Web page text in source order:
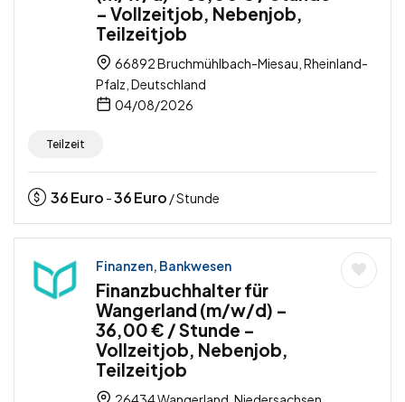
– Vollzeitjob, Nebenjob,
Teilzeitjob
66892 Bruchmühlbach-Miesau, Rheinland-
Pfalz, Deutschland
04/08/2026
Teilzeit
36Euro -36Euro / Stunde
Finanzen, Bankwesen
Finanzbuchhalter für
Wangerland (m/w/d) –
36,00 € / Stunde –
Vollzeitjob, Nebenjob,
Teilzeitjob